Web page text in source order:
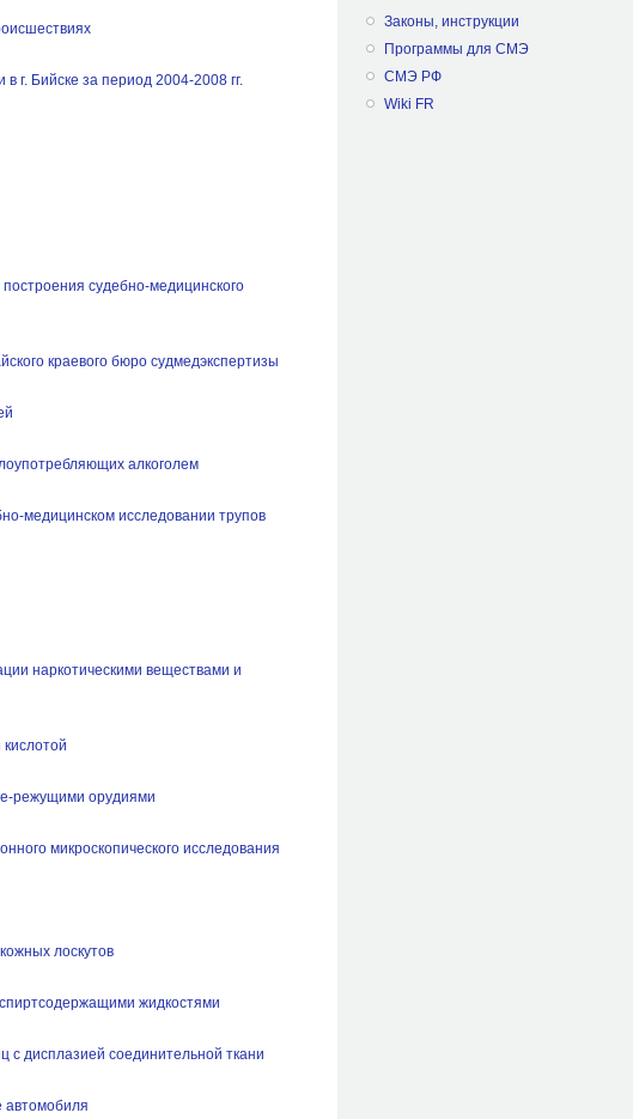
г. Бийске за период 2004-2008 гг.
судебно-медицинского
краевого бюро судмедэкспертизы
алкоголем
медицинском исследовании трупов
наркотическими веществами и
режущими орудиями
микроскопического исследования
лоскутов
жидкостями
с дисплазией соединительной ткани
автомобиля
Законы, инструкции
Программы для СМЭ
СМЭ РФ
Wiki FR